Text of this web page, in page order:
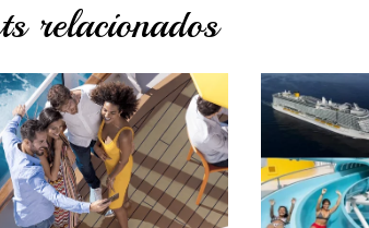
relacionados